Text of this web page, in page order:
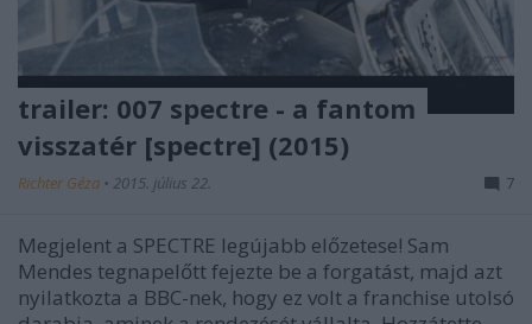
trailer: 007 spectre - a fantom
visszatér [spectre] (2015)
Richter Géza • 2015. július 22. 7
Megjelent a SPECTRE legújabb előzetese! Sam
Mendes tegnapelőtt fejezte be a forgatást, majd azt
nyilatkozta a BBC-nek, hogy ez volt a franchise utolsó